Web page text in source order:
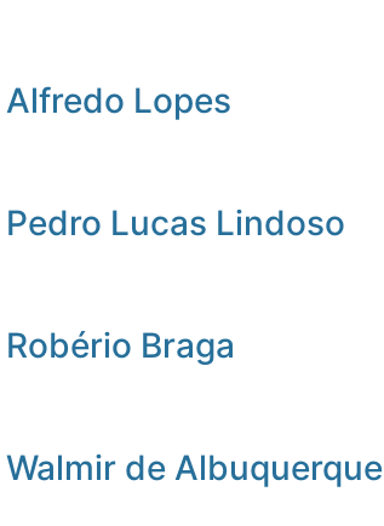
Alfredo Lopes
Pedro Lucas Lindoso
Robério Braga
Walmir de Albuquerque